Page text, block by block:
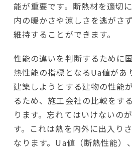
能が重要です。断熱材を適切
内の暖かさや涼しさを逃がさ
維持することができます。
性能の違いを判断するために
熱性能の指標となるUa値があ
建築しようとする建物の性能
るため、施工会社の比較をす
ります。忘れてはいけないの
す。これは熱を内外に出入り
なります。Ua値（断熱性能）